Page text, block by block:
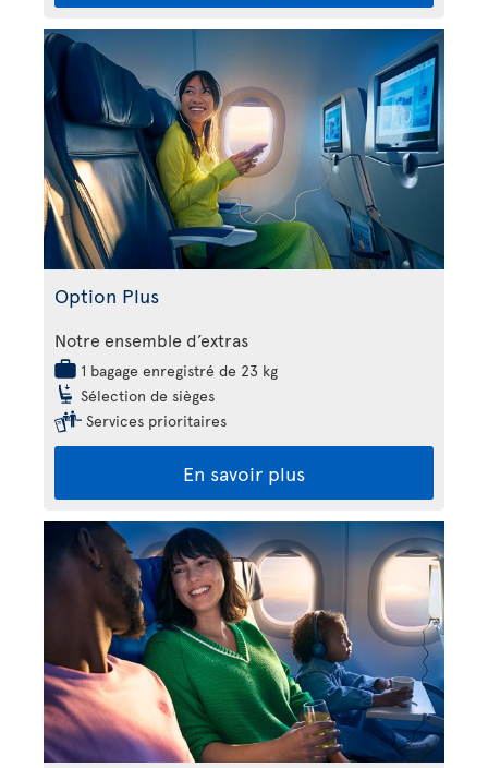
Option Plus
Notre ensemble d’extras
1 bagage enregistré de 23 kg
Sélection de sièges
Services prioritaires
En savoir plus